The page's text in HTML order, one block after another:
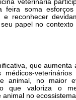
veterinária
feira soma
e reconhecer
papel no
que aumenta
médicos-
animal, no maior
que valoriza o
no